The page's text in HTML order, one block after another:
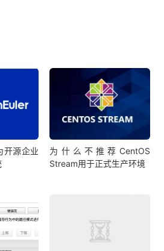
开源企业
为什么不推荐CentOS
Stream用于正式生产环境